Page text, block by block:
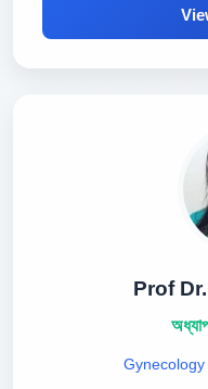
Prof